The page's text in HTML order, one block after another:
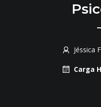
Jéssica
Carga